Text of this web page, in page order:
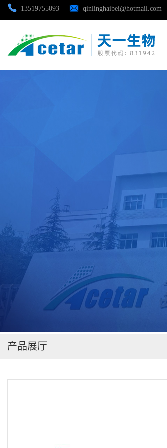
13519755093 qinlinghaibei@hotmail.com
在线留言
产品展厅